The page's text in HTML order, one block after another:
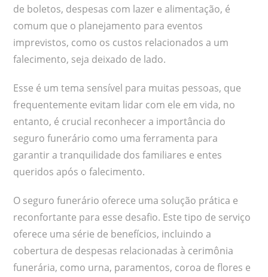
de boletos, despesas com lazer e alimentação, é
comum que o planejamento para eventos
imprevistos, como os custos relacionados a um
falecimento, seja deixado de lado.
Esse é um tema sensível para muitas pessoas, que
frequentemente evitam lidar com ele em vida, no
entanto, é crucial reconhecer a importância do
seguro funerário como uma ferramenta para
garantir a tranquilidade dos familiares e entes
queridos após o falecimento.
O seguro funerário oferece uma solução prática e
reconfortante para esse desafio. Este tipo de serviço
oferece uma série de benefícios, incluindo a
cobertura de despesas relacionadas à cerimônia
funerária, como urna, paramentos, coroa de flores e